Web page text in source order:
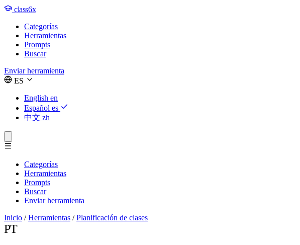
class6x
Categorías
Herramientas
Prompts
Buscar
Enviar herramienta
ES
English en
Español es
中文 zh
Categorías
Herramientas
Prompts
Buscar
Enviar herramienta
Inicio / Herramientas / Planificación de clases
PT